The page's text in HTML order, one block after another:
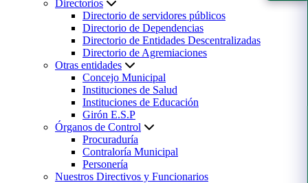
Directorios
Directorio de servidores públicos
Directorio de Dependencias
Directorio de Entidades Descentralizadas
Directorio de Agremiaciones
Otras entidades
Concejo Municipal
Instituciones de Salud
Instituciones de Educación
Girón E.S.P
Órganos de Control
Procuraduría
Contraloría Municipal
Personería
Nuestros Directivos y Funcionarios